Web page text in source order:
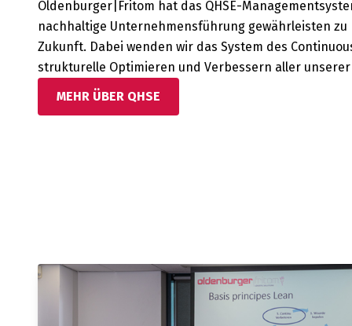
Oldenburger|Fritom hat das QHSE-
nachhaltige Unternehmensführung gewährleisten zu
Zukunft. Dabei wenden wir das System des
strukturelle Optimieren und Verbessern aller
MEHR ÜBER QHSE